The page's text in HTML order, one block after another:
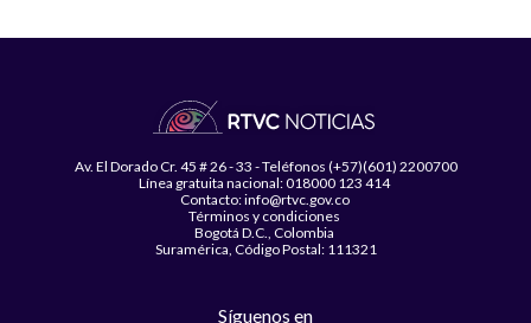
Av. El Dorado Cr. 45 # 26 - 33 - Teléfonos (+57)(601) 2200700
Línea gratuita nacional: 018000 123 414
Contacto: info@rtvc.gov.co
Términos y condiciones
Bogotá D.C., Colombia
Suramérica, Código Postal: 111321
Síguenos en